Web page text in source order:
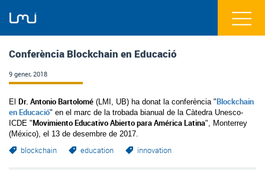
Conferència Blockchain en Educació
9 gener, 2018
El Dr. Antonio Bartolomé (LMI, UB) ha donat la conferència "Blockchain
en Educació" en el marc de la trobada bianual de la Càtedra Unesco-
ICDE "Movimiento Educativo Abierto para América Latina", Monterrey
(México), el 13 de desembre de 2017.
blockchain education innovation